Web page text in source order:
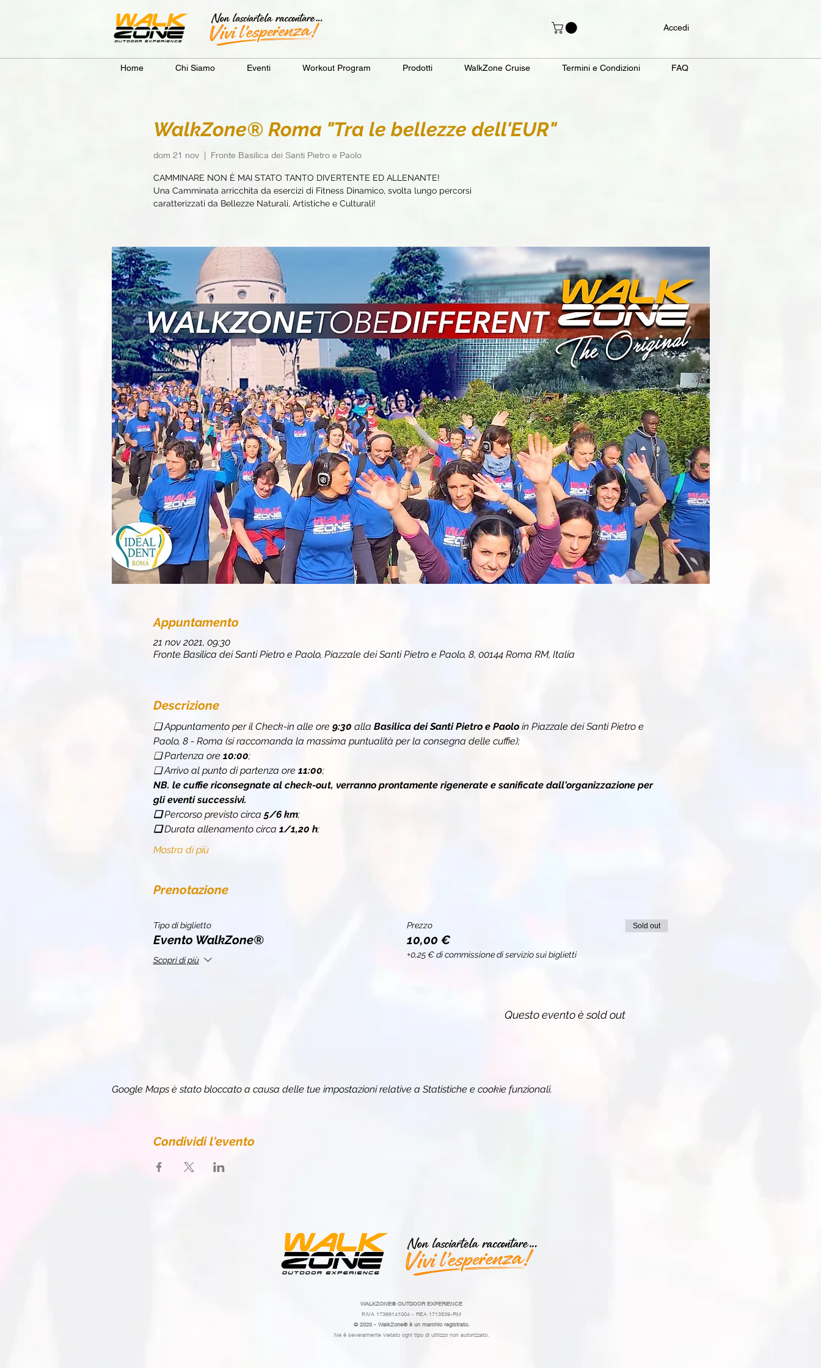
Accedi
Home Chi Siamo Eventi Workout Program Prodotti WalkZone Cruise Termini e Condizioni FAQ
WalkZone® Roma "Tra le bellezze dell'EUR"
dom 21 nov
  |
Fronte Basilica dei Santi Pietro e Paolo
CAMMINARE NON È MAI STATO TANTO DIVERTENTE ED ALLENANTE!
Una Camminata arricchita da esercizi di Fitness Dinamico, svolta lungo percorsi
caratterizzati da Bellezze Naturali, Artistiche e Culturali!
Appuntamento
21 nov 2021, 09:30
Fronte Basilica dei Santi Pietro e Paolo, Piazzale dei Santi Pietro e Paolo, 8, 00144 Roma RM, Italia
Descrizione
❏ Appuntamento per il Check-in alle ore 9:30 alla Basilica dei Santi Pietro e Paolo in Piazzale dei Santi Pietro e
Paolo, 8 - Roma (si raccomanda la massima puntualità per la consegna delle cuffie);
❏ Partenza ore 10:00;
❏ Arrivo al punto di partenza ore 11:00;
NB. le cuffie riconsegnate al check-out, verranno prontamente rigenerate e sanificate dall'organizzazione per
gli eventi successivi.
❏ Percorso previsto circa 5/6 km;
❏ Durata allenamento circa 1/1,20 h;
Mostra di più
Prenotazione
Tipo di biglietto
Evento WalkZone®
Scopri di più
Prezzo
10,00 €
+0,25 € di commissione di servizio sui biglietti
Sold out
Questo evento è sold out
Google Maps è stato bloccato a causa delle tue impostazioni relative a Statistiche e cookie funzionali.
Condividi l'evento
WALKZONE®OUTDOOR EXPERIENCE
P.IVA 17366141004 - REA 1713539-RM
© 2020 - WalkZone® è un marchio registrato.
Ne è severamente vietato ogni tipo di utilizzo non autorizzato.